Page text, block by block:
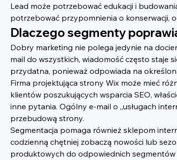
Lead może potrzebować edukacji i
potrzebować przypomnienia o konserwacji,
Dlaczego segmenty
Dobry marketing nie polega jedynie na
mail do wszystkich, wiadomość często staje
przydatna, ponieważ odpowiada na
Firma projektująca strony Wix może mieć
klientów poszukujących wsparcia SEO,
inne pytania. Ogólny e-mail o „usługach
przebudową strony.
Segmentacja pomaga również sklepom
codzienną chętniej zobaczą nowości lub
produktowych do odpowiednich segmentów